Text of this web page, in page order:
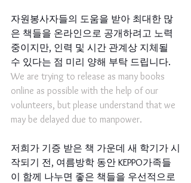
자원봉사자들의 도움을 받아 최대한 많
은 책들을 온라인으로 공개하려고 노력
중이지만, 인력 및 시간 관계상 지체될
수 있다는 점 미리 양해 부탁 드립니다.
We are trying to release as many books
online as possible with the help of our
volunteers, but please understand that we
may be delayed due to manpower.
저희가 기증 받은 책 가운데 새 학기가 시
작되기 전, 여름방학 동안 KEPPO가족들
이 함께 나누면 좋은 책들을 우선적으로